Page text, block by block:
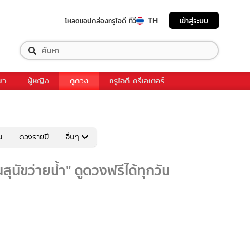
โหลดแอปกล่องทรูไอดี ทีวี TH เข้าสู่ระบบ
ว ผู้หญิง ดูดวง ทรูไอดี ครีเอเตอร์
ดวงรายปี อื่นๆ
นัขว่ายน้ำ" ดูดวงฟรีได้ทุกวัน